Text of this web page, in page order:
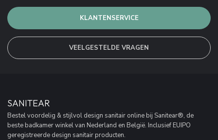
KLANTENSERVICE
VEELGESTELDE VRAGEN
SANITEAR
Bestel voordelig & stijlvol design sanitair online bij Sanitear®, de
beste badkamer winkel van Nederland en België. Inclusief EUIPO
geregistreerde design sanitair producten.